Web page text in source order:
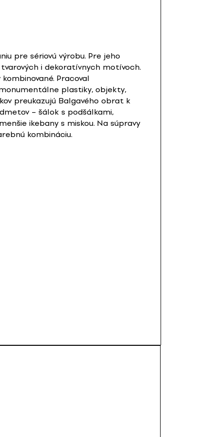
pre sériovú výrobu. Pre jeho
i dekoratívnych motívoch.
Pracoval
plastiky, objekty,
preukazujú Balgavého obrat k
– šálok s podšálkami,
ikebany s miskou. Na súpravy
kombináciu.